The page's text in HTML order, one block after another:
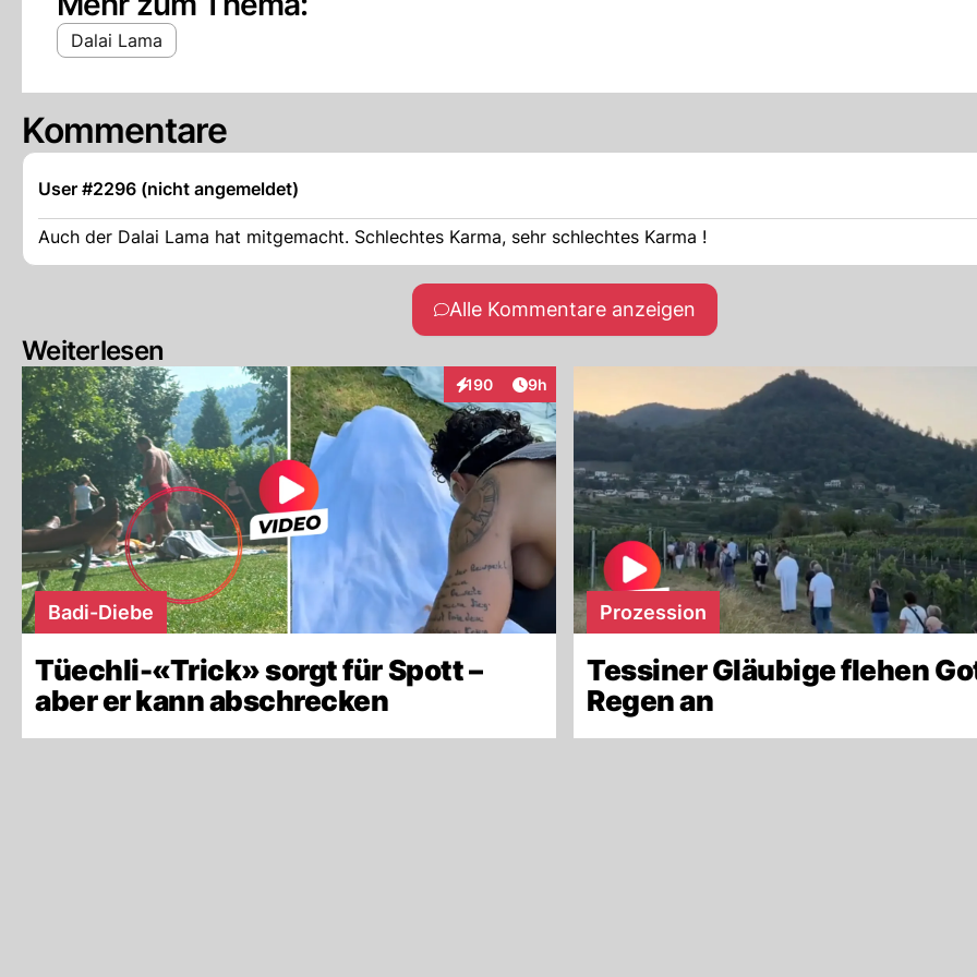
Dalai Lama
Kommentare
User #2296 (nicht angemeldet)
Auch der Dalai Lama hat mitgemacht. Schlechtes Karma, sehr schlechtes Karma !
Alle Kommentare anzeigen
Weiterlesen
190
InteraktionenArtikel veröffentlicht:
9h
Badi-Diebe
Tüechli-«Trick» sorgt für Spott –
aber er kann abschrecken
Prozession
Tessiner Gläubige flehen
Regen an